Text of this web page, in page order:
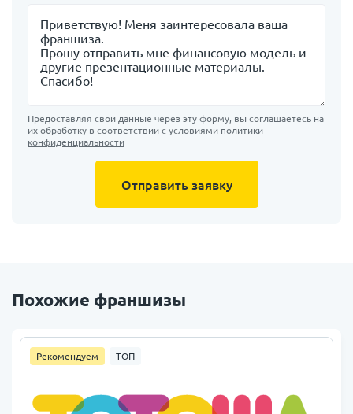
Предоставляя свои данные через эту форму, вы соглашаетесь на
их обработку в соответствии с условиями политики
конфиденциальности
Отправить заявку
Похожие франшизы
Рекомендуем ТОП